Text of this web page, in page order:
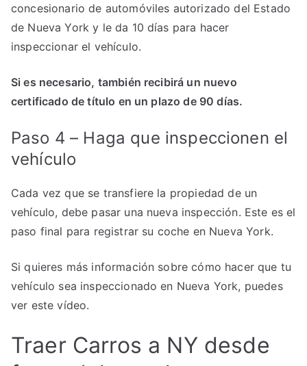
concesionario de automóviles autorizado del Estado
de Nueva York y le da 10 días para hacer
inspeccionar el vehículo.
Si es necesario, también recibirá un nuevo
certificado de título en un plazo de 90 días.
Paso 4 – Haga que inspeccionen el
vehículo
Cada vez que se transfiere la propiedad de un
vehículo, debe pasar una nueva inspección. Este es el
paso final para registrar su coche en Nueva York.
Si quieres más información sobre cómo hacer que tu
vehículo sea inspeccionado en Nueva York, puedes
ver este vídeo.
Traer Carros a NY desde